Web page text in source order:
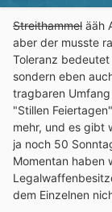
Streithammel ääh
aber der musste
Toleranz
sondern eben
tragbaren
"Stillen
mehr, und es gibt
ja noch 50
Momentan haben
dem Einzelnen